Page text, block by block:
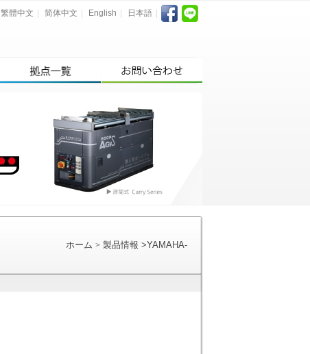
繁體中文 简体中文 English 日本語
ホーム > 製品情報 >YAMAHA-